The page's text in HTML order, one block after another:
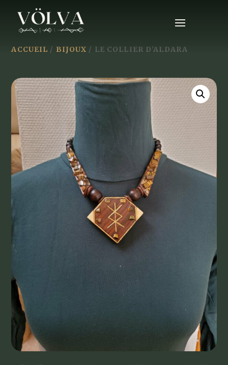
ACCUEIL / BIJOUX / LE COLLIER D’ALDARA